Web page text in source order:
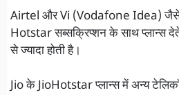
Airtel और Vi (Vodafone Idea) जैसे
Hotstar सब्सक्रिप्शन के साथ प्लान्स
से ज्यादा होती है।
Jio के JioHotstar प्लान्स में अन्य